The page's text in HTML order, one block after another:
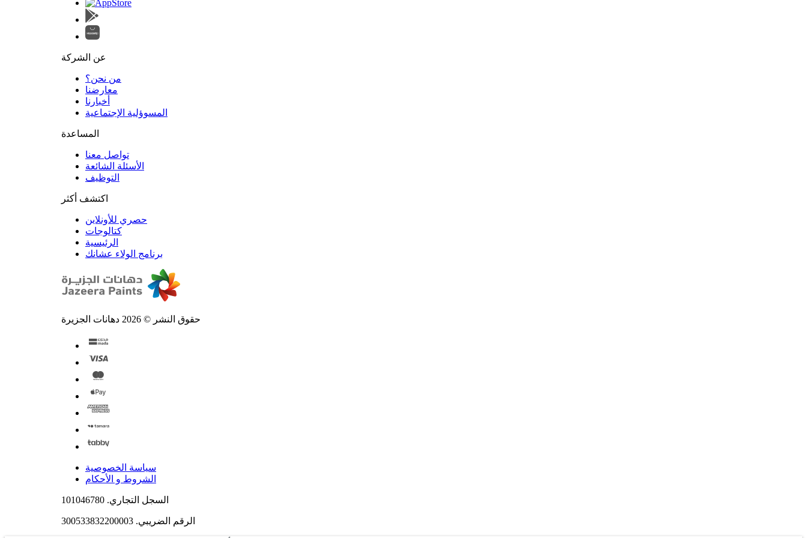
عن الشركة
من نحن؟
المسوؤلية الإجتماعية
تواصل معنا
الأسئلة الشائعة
التوظيف
اكتشف أكثر
حصري للأونلاين
الرئيسية
برنامج الولاء عشانك
حقوق النشر © 2026 دهانات الجزيرة
سياسة الخصوصية
الشروط و الأحكام
السجل التجاري. 101046780
الرقم الضريبي. 300533832200003